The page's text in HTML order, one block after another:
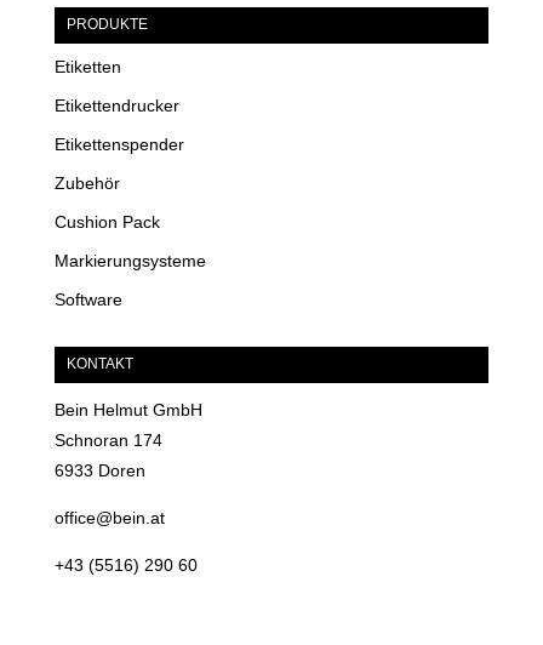
PRODUKTE
Etiketten
Etikettendrucker
Etikettenspender
Zubehör
Cushion Pack
Markierungsysteme
Software
KONTAKT
Bein Helmut GmbH
Schnoran 174
6933 Doren
office@bein.at
+43 (5516) 290 60